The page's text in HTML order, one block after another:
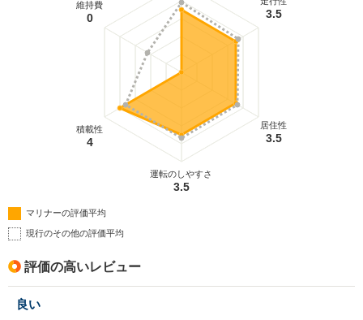
3.5
居住性
3.5
運転のしやすさ
3.5
積載性
4
維持費
0
マリナーの評価平均
現行のその他の評価平均
評価の高いレビュー
良い